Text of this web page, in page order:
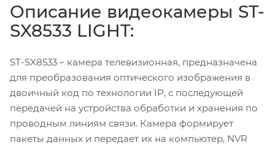
Описание видеокамеры ST-
SX8533 LIGHT:
ST-SX8533 – камера телевизионная, предназначена
для преобразования оптического изображения в
двоичный код по технологии IP, с последующей
передачей на устройства обработки и хранения по
проводным линиям связи. Камера формирует
пакеты данных и передает их на компьютер, NVR